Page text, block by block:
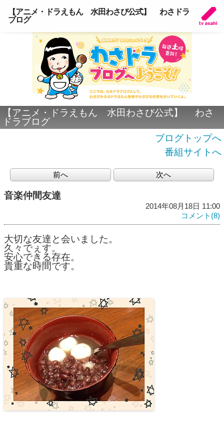
【アニメ・ドラえもん 水田わさび公式】 わさドラ
ブログ
【アニメ・ドラえもん 水田わさび公式】 わさ
ドラブログ
ブログトップへ
番組サイトへ
前へ 次へ
音楽仲間友達
2014年08月18日 11:00
コメント(8)
大切な友達と会いました。
久々でぇす。
安心できる存在。
貴重な時間です。